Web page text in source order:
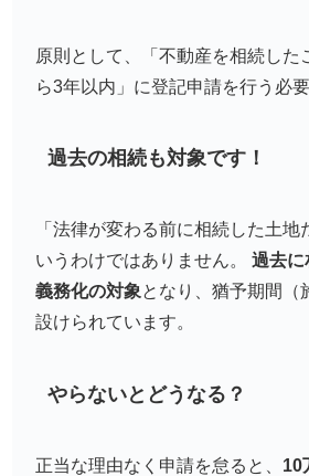
原則として、「不動産を相続した
ら3年以内」に登記申請を行う必
過去の相続も対象です！
「法律が変わる前に相続した土地
いうわけではありません。過去に
義務化の対象となり、猶予期間（
設けられています。
やらないとどうなる？
正当な理由なく申請を怠ると、 10